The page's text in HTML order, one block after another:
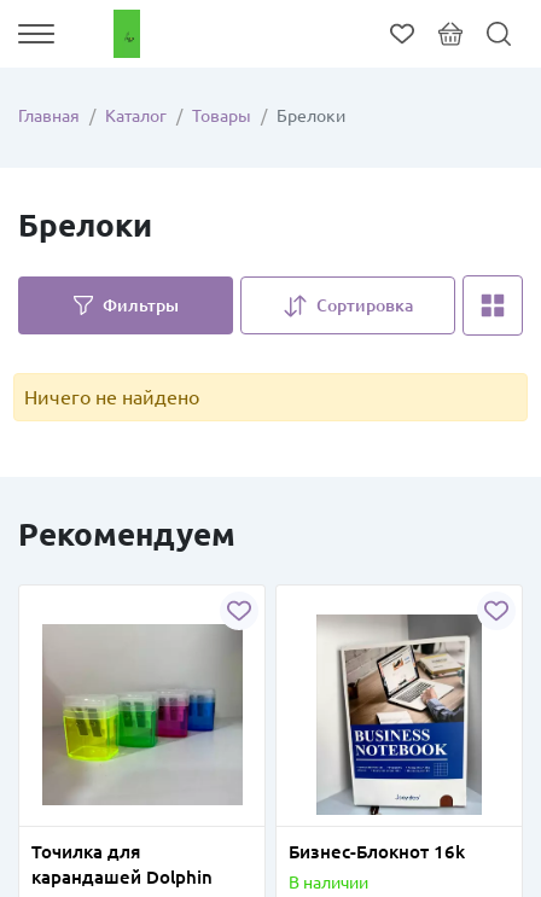
Главная Каталог Товары Брелоки
Брелоки
Фильтры Сортировка
Ничего не найдено
Рекомендуем
Точилка для
карандашей Dolphin
Бизнес-Блокнот 16k
В наличии